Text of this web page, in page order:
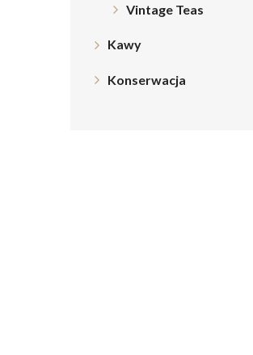
Vintage Teas
Kawy
Konserwacja